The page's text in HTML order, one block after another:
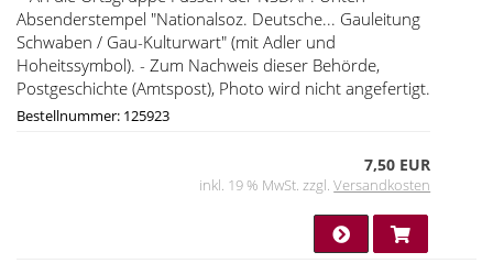
Absenderstempel "Nationalsoz. Deutsche... Gauleitung
Schwaben / Gau-Kulturwart" (mit Adler und
Hoheitssymbol). - Zum Nachweis dieser Behörde,
Postgeschichte (Amtspost), Photo wird nicht angefertigt.
Bestellnummer: 125923
7,50 EUR
inkl. 19 % MwSt. zzgl.Versandkosten